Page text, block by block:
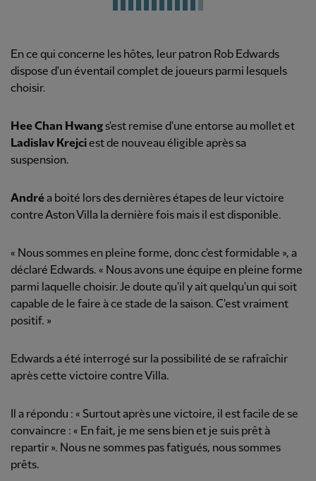
En ce qui concerne les hôtes, leur patron Rob Edwards
dispose d'un éventail complet de joueurs parmi lesquels
choisir.
Hee Chan Hwangs'est remise d'une entorse au mollet et
Ladislav Krejciest de nouveau éligible après sa
suspension.
Andréa boité lors des dernières étapes de leur victoire
contre Aston Villa la dernière fois mais il est disponible.
« Nous sommes en pleine forme, donc c'est formidable », a
déclaré Edwards. « Nous avons une équipe en pleine forme
parmi laquelle choisir. Je doute qu'il y ait quelqu'un qui soit
capable de le faire à ce stade de la saison. C'est vraiment
positif. »
Edwards a été interrogé sur la possibilité de se rafraîchir
après cette victoire contre Villa.
Il a répondu : « Surtout après une victoire, il est facile de se
convaincre : « En fait, je me sens bien et je suis prêt à
repartir ». Nous ne sommes pas fatigués, nous sommes
prêts.